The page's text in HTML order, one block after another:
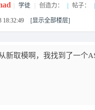
学徒 创造力： 帖子：
18:32:49 [显示全部楼层]
新取模啊，我找到了一个